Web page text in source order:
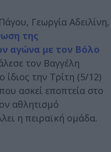
Γεωργία Αδειλίνη,
της
αγώνα με τον Βόλο
τον Βαγγέλη
ίδιος την Τρίτη (5/12)
ασκεί εποπτεία στο
αθλητισμό
η πειραϊκή ομάδα.